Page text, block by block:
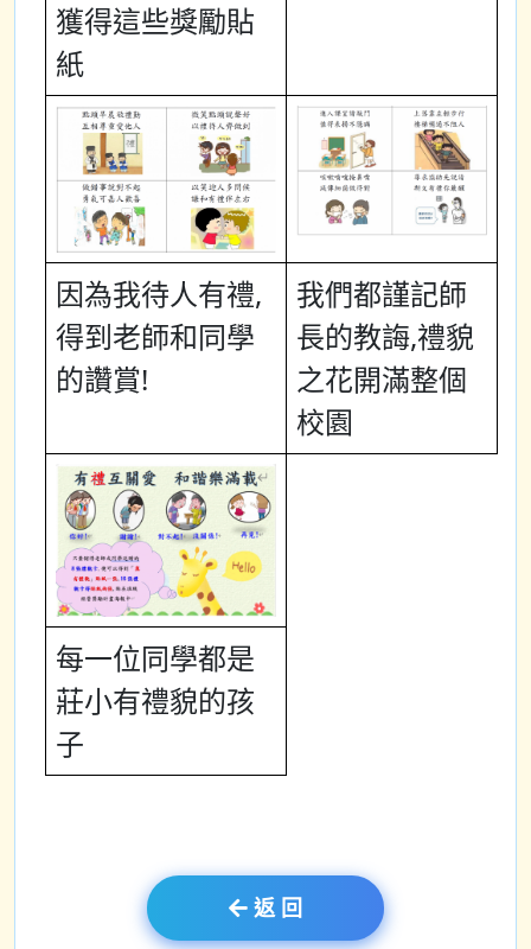
獲得這些獎勵貼
紙
因為我待人有禮,
得到老師和同學
的讚賞!
我們都謹記師
長的教誨,禮貌
之花開滿整個
校園
每一位同學都是
莊小有禮貌的孩
子
返 回